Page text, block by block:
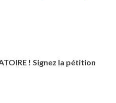
! Signez la pétition